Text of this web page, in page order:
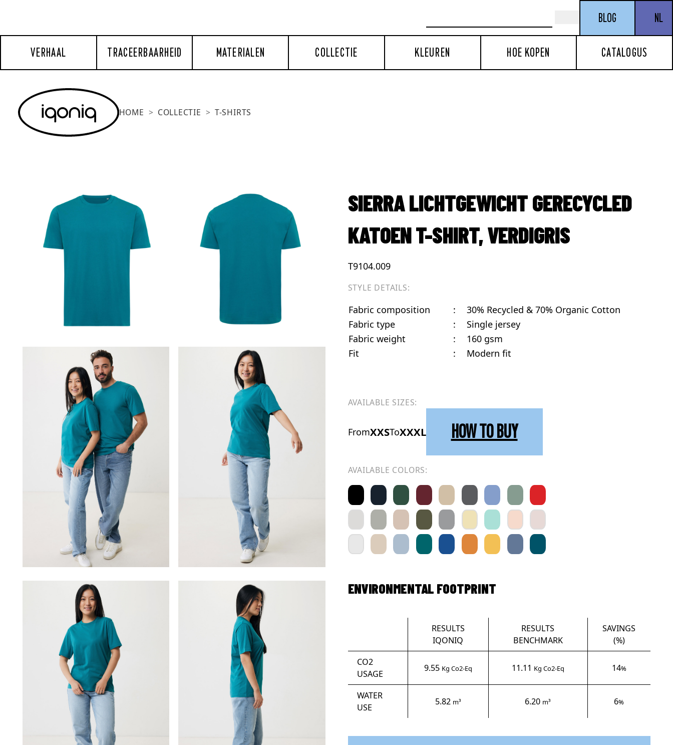
BLOG NL
VERHAAL TRACEERBAARHEID MATERIALEN COLLECTIE KLEUREN HOE KOPEN CATALOGUS
HOME COLLECTIE T-SHIRTS
SIERRA LICHTGEWICHT GERECYCLED
KATOEN T-SHIRT, VERDIGRIS
T9104.009
STYLE DETAILS:
Fabric composition :
30% Recycled & 70% Organic Cotton
Fabric type
:
Single jersey
Fabric weight
:
160 gsm
Fit
: Modern fit
AVAILABLE SIZES:
FromXXSToXXXL HOW TO BUY
AVAILABLE COLORS:
ENVIRONMENTAL FOOTPRINT
RESULTS
IQONIQ
RESULTS
BENCHMARK
SAVINGS
(%)
CO2
USAGE
9.55 Kg Co2-Eq 11.11 Kg Co2-Eq 14%
WATER
USE
5.82 m³ 6.20 m³ 6%